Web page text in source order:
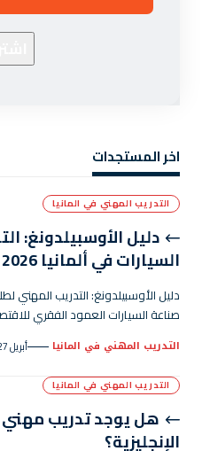
اخر المستجدات
التدريب المهني في المانيا
دليل الأوسبيلدونغ:
السيارات في ألمانيا 2026
صناعة السيارات العمود الفقري
التدريب المهني في المانيا أبريل 27, 2026
التدريب المهني في المانيا
هل يوجد تدريب مهني
الإنجليزية؟